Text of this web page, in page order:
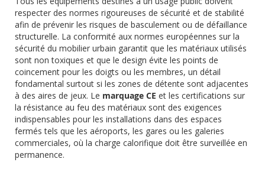
respecter des normes rigoureuses de sécurité et de stabilité
afin de prévenir les risques de basculement ou de défaillance
structurelle. La conformité aux normes européennes sur la
sécurité du mobilier urbain garantit que les matériaux utilisés
sont non toxiques et que le design évite les points de
coincement pour les doigts ou les membres, un détail
fondamental surtout si les zones de détente sont adjacentes
à des aires de jeux. Le marquage CE et les certifications sur
la résistance au feu des matériaux sont des exigences
indispensables pour les installations dans des espaces
fermés tels que les aéroports, les gares ou les galeries
commerciales, où la charge calorifique doit être surveillée en
permanence.